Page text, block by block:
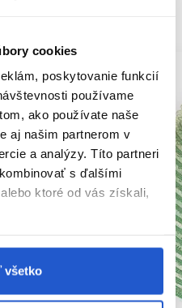
cookies
poskytovanie funkcií
používame
ako používate naše
aj našim partnerom v
a analýzy. Títo partneri
s ďalšími
ktoré od vás získali,
všetko